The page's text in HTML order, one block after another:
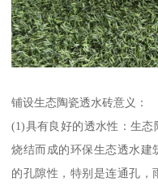
铺设生态陶瓷透水砖意义：
(1)具有良好的透水性：生
烧结而成的环保生态透水建
的孔隙性，特别是连通孔，